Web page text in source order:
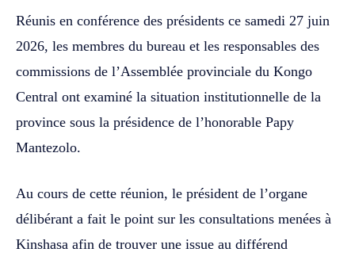
Réunis en conférence des présidents ce samedi 27 juin
2026, les membres du bureau et les responsables des
commissions de l’Assemblée provinciale du Kongo
Central ont examiné la situation institutionnelle de la
province sous la présidence de l’honorable Papy
Mantezolo.
Au cours de cette réunion, le président de l’organe
délibérant a fait le point sur les consultations menées à
Kinshasa afin de trouver une issue au différend